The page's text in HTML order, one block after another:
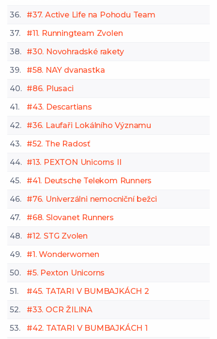
36.
#37. Active Life na Pohodu Team
37.
#11. Runningteam Zvolen
38.
#30. Novohradské rakety
39.
#58. NAY dvanastka
40.
#86. Plusaci
41.
#43. Descartians
42.
#36. Laufaři Lokálního Významu
43.
#52. The Radosť
44.
#13. PEXTON Unicorns II
45.
#41. Deutsche Telekom Runners
46.
#76. Univerzálni nemocniční bežci
47.
#68. Slovanet Runners
48.
#12. STG Zvolen
49.
#1. Wonderwomen
50.
#5. Pexton Unicorns
51.
#45. TATARI V BUMBAJKÁCH 2
52.
#33. OCR ŽILINA
53.
#42. TATARI V BUMBAJKÁCH 1